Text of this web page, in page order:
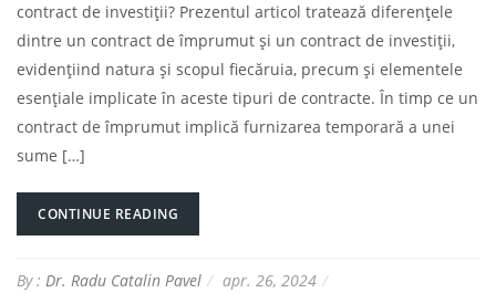
contract de investiții? Prezentul articol tratează diferențele
dintre un contract de împrumut și un contract de investiții,
evidențiind natura și scopul fiecăruia, precum și elementele
esențiale implicate în aceste tipuri de contracte. În timp ce un
contract de împrumut implică furnizarea temporară a unei
sume […]
CONTINUE READING
By : Dr. Radu Catalin Pavel apr. 26, 2024